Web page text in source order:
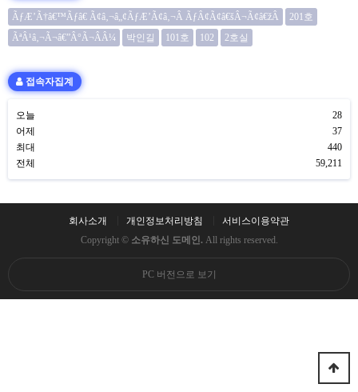
ÃƒÆ’Ã†â€™Ãƒâ€ Ã¢â‚¬â„¢ÃƒÆ’Ã¢â‚¬Â ÃƒÂ¢Ã¢â€šÂ¬Ã¢â€žÂ
201호
ÃªÂ¹â‚¬Ã¬â€”Â°Ã¬ÂÂ¼
박인길 101호 102 2호실
접속자집계
오늘
28
어제
37
최대
440
전체
59,211
회사소개 개인정보처리방침
서비스이용약관
Copyright © 소유하신 도메인. All rights reserved.
PC 버전으로 보기